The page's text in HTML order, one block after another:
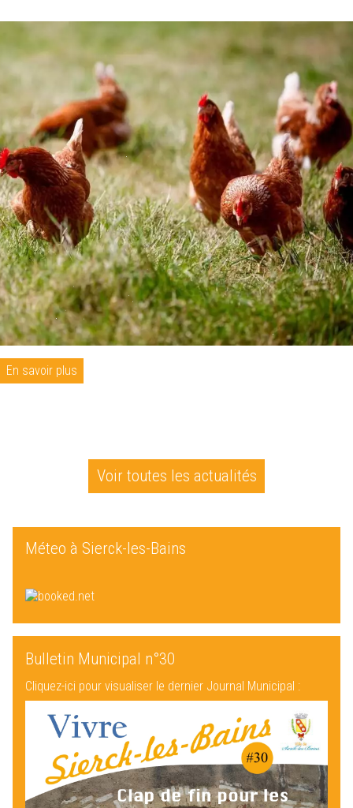
En savoir plus
Voir toutes les actualités
Méteo à Sierck-les-Bains
Bulletin Municipal n°30
Cliquez-ici pour visualiser le dernier Journal Municipal :